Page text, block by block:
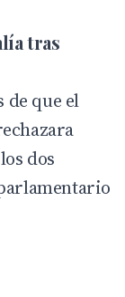
tras
de que el
dos